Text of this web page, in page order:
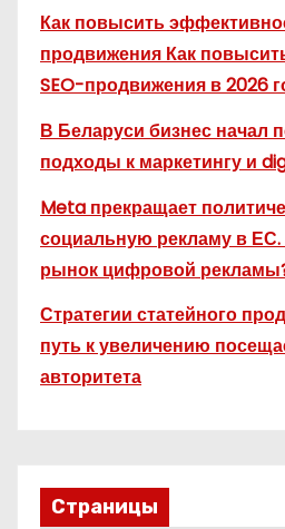
Как повысить
продвижения Как
SEO-продвижения в 2026
В Беларуси бизнес начал
подходы к маркетингу и
Meta прекращает
социальную рекламу в
рынок цифровой
Стратегии статейного
путь к увеличению
авторитета
Страницы